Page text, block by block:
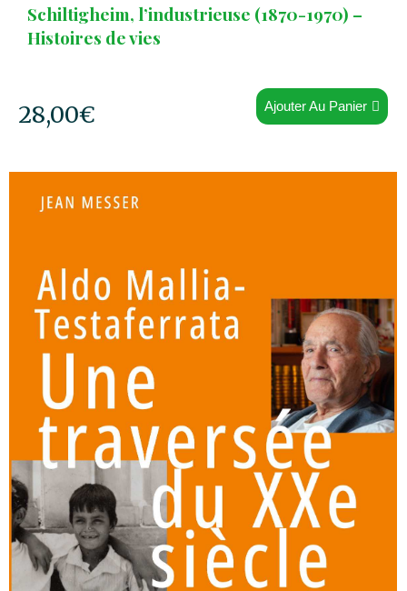
Schiltigheim, l’industrieuse (1870-1970) –
Histoires de vies
28,00€ Ajouter Au Panier